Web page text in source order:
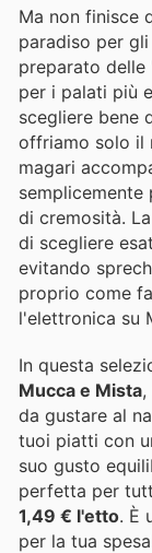
Ma non finisce
paradiso per
preparato delle
per i palati più
scegliere bene
offriamo solo il
magari
di cremosità.
di scegliere
evitando
proprio come
l'elettronica su
In questa
Mucca e Mista,
da gustare al
tuoi piatti con
suo gusto
perfetta per
1,49 € l'etto. È
per la tua